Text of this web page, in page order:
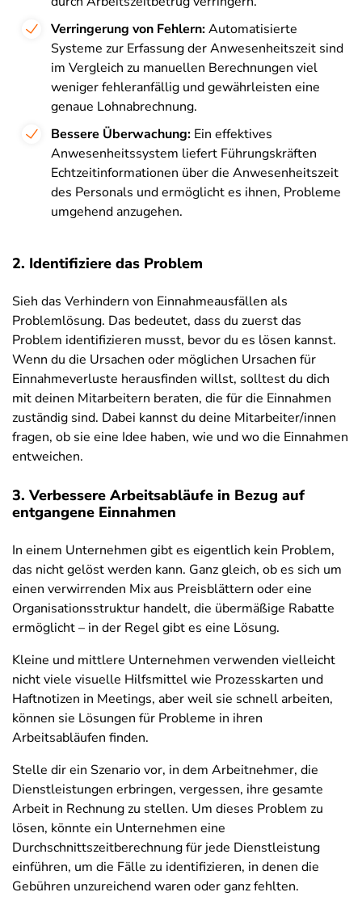
Verringerung von Fehlern:Automatisierte
Systeme zur Erfassung der Anwesenheitszeit sind
im Vergleich zu manuellen Berechnungen viel
weniger fehleranfällig und gewährleisten eine
genaue Lohnabrechnung.
Bessere Überwachung: Ein effektives
Anwesenheitssystem liefert Führungskräften
Echtzeitinformationen über die Anwesenheitszeit
des Personals und ermöglicht es ihnen, Probleme
umgehend anzugehen.
2. Identifiziere das Problem
Sieh das Verhindern von Einnahmeausfällen als
Problemlösung. Das bedeutet, dass du zuerst das
Problem identifizieren musst, bevor du es lösen kannst.
Wenn du die Ursachen oder möglichen Ursachen für
Einnahmeverluste herausfinden willst, solltest du dich
mit deinen Mitarbeitern beraten, die für die Einnahmen
zuständig sind. Dabei kannst du deine Mitarbeiter/innen
fragen, ob sie eine Idee haben, wie und wo die Einnahmen
entweichen.
3. Verbessere Arbeitsabläufe in Bezug auf
entgangene Einnahmen
In einem Unternehmen gibt es eigentlich kein Problem,
das nicht gelöst werden kann. Ganz gleich, ob es sich um
einen verwirrenden Mix aus Preisblättern oder eine
Organisationsstruktur handelt, die übermäßige Rabatte
ermöglicht – in der Regel gibt es eine Lösung.
Kleine und mittlere Unternehmen verwenden vielleicht
nicht viele visuelle Hilfsmittel wie Prozesskarten und
Haftnotizen in Meetings, aber weil sie schnell arbeiten,
können sie Lösungen für Probleme in ihren
Arbeitsabläufen finden.
Stelle dir ein Szenario vor, in dem Arbeitnehmer, die
Dienstleistungen erbringen, vergessen, ihre gesamte
Arbeit in Rechnung zu stellen. Um dieses Problem zu
lösen, könnte ein Unternehmen eine
Durchschnittszeitberechnung für jede Dienstleistung
einführen, um die Fälle zu identifizieren, in denen die
Gebühren unzureichend waren oder ganz fehlten.